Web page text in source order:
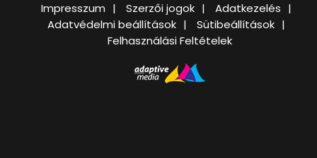
Impresszum
Szerzői jogok
Adatkezelés
Adatvédelmi beállítások
Sütibeállítások
Felhasználási Feltételek